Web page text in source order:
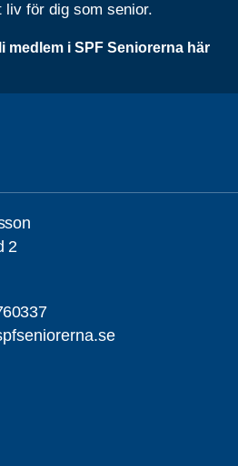
liv för dig som senior.
medlem i SPF Seniorerna här
2